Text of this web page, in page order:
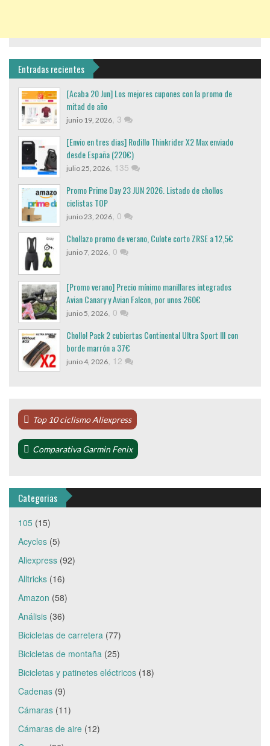
Entradas recientes
[Acaba 20 Jun] Los mejores cupones con la promo de
mitad de año
junio 19, 2026, 3
[Envio en tres dias] Rodillo Thinkrider X2 Max enviado
desde España (220€)
julio 25, 2026, 135
Promo Prime Day 23 JUN 2026. Listado de chollos
ciclistas TOP
junio 23, 2026, 0
Chollazo promo de verano, Culote corto ZRSE a 12,5€
junio 7, 2026, 0
[Promo verano] Precio mínimo manillares integrados
Avian Canary y Avian Falcon, por unos 260€
junio 5, 2026, 0
Chollo! Pack 2 cubiertas Continental Ultra Sport III con
borde marrón a 37€
junio 4, 2026, 12
Top 10 ciclismo Aliexpress
Comparativa Garmin Fenix
Categorias
105 (15)
Acycles (5)
Aliexpress (92)
Alltricks (16)
Amazon (58)
Análisis (36)
Bicicletas de carretera (77)
Bicicletas de montaña (25)
Bicicletas y patinetes eléctricos (18)
Cadenas (9)
Cámaras (11)
Cámaras de aire (12)